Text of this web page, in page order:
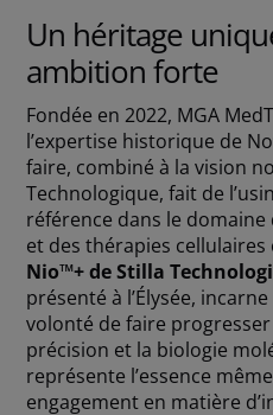
Un héritage
ambition forte
Fondée en 2022, MGA
l’expertise historique de
faire, combiné à la vision
Technologique, fait de
référence dans le
et des thérapies cellulaires
Nio™+ de Stilla
présenté à l’Élysée,
volonté de faire
précision et la biologie
représente l’essence
engagement en matière